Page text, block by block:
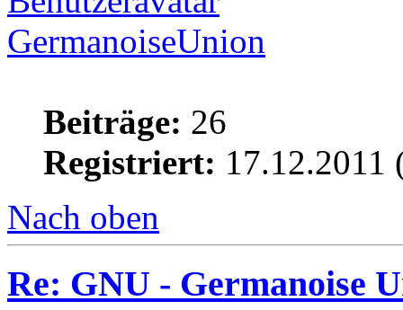
GermanoiseUnion
Beiträge: 26
Registriert: 17.12.2011
Nach oben
Re: GNU - Germanoise